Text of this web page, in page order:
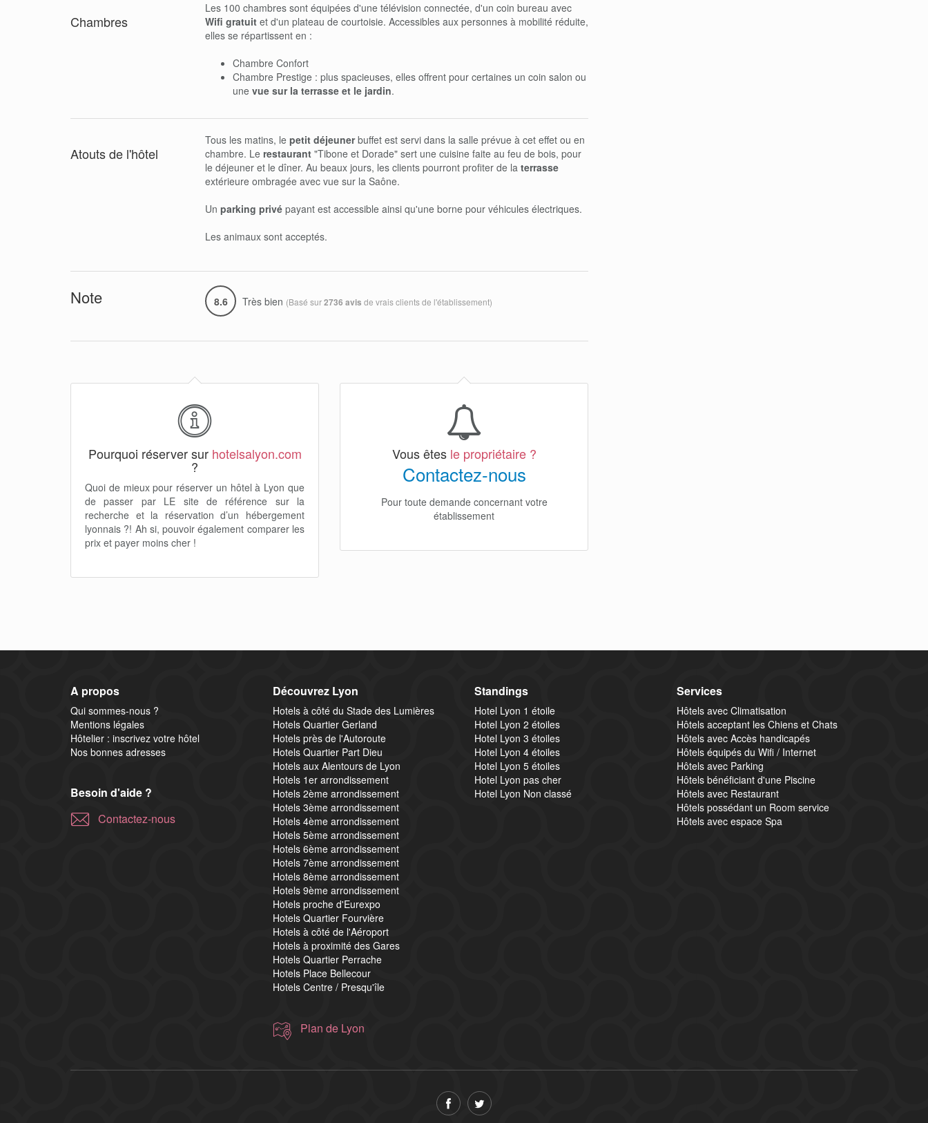
Chambres
Les 100 chambres sont équipées d'une télévision connectée, d'un coin bureau avec
Wifi gratuit et d'un plateau de courtoisie. Accessibles aux personnes à mobilité réduite,
elles se répartissent en :
Chambre Confort
Chambre Prestige : plus spacieuses, elles offrent pour certaines un coin salon ou
une vue sur la terrasse et le jardin.
Atouts de l'hôtel
Tous les matins, le petit déjeunerbuffet est servi dans la salle prévue à cet effet ou en
chambre. Le restaurant "Tibone et Dorade" sert une cuisine faite au feu de bois, pour
le déjeuner et le dîner. Au beaux jours, les clients pourront profiter de la terrasse
extérieure ombragée avec vue sur la Saône.
Un parking privé payant est accessible ainsi qu'une borne pour véhicules électriques.
Les animaux sont acceptés.
Note 8.6 Très bien (Basé sur2736 avis de vrais clients de l'établissement)
Pourquoi réserver sur hotelsalyon.com
?
Quoi de mieux pour réserver un hôtel à Lyon que
de passer par LE site de référence sur la
recherche et la réservation d’un hébergement
lyonnais ?! Ah si, pouvoir également comparer les
prix et payer moins cher !
Vous êtes le propriétaire ?
Contactez-nous
Pour toute demande concernant votre
établissement
A propos
Qui sommes-nous ?
Mentions légales
Hôtelier : inscrivez votre hôtel
Nos bonnes adresses
Besoin d'aide ?
Contactez-nous
Découvrez Lyon
Hotels à côté du Stade des Lumières
Hotels Quartier Gerland
Hotels près de l'Autoroute
Hotels Quartier Part Dieu
Hotels aux Alentours de Lyon
Hotels 1er arrondissement
Hotels 2ème arrondissement
Hotels 3ème arrondissement
Hotels 4ème arrondissement
Hotels 5ème arrondissement
Hotels 6ème arrondissement
Hotels 7ème arrondissement
Hotels 8ème arrondissement
Hotels 9ème arrondissement
Hotels proche d'Eurexpo
Hotels Quartier Fourvière
Hotels à côté de l'Aéroport
Hotels à proximité des Gares
Hotels Quartier Perrache
Hotels Place Bellecour
Hotels Centre / Presqu'île
Plan de Lyon
Standings
Hotel Lyon 1 étoile
Hotel Lyon 2 étoiles
Hotel Lyon 3 étoiles
Hotel Lyon 4 étoiles
Hotel Lyon 5 étoiles
Hotel Lyon pas cher
Hotel Lyon Non classé
Services
Hôtels avec Climatisation
Hôtels acceptant les Chiens et Chats
Hôtels avec Accès handicapés
Hôtels équipés du Wifi / Internet
Hôtels avec Parking
Hôtels bénéficiant d'une Piscine
Hôtels avec Restaurant
Hôtels possédant un Room service
Hôtels avec espace Spa